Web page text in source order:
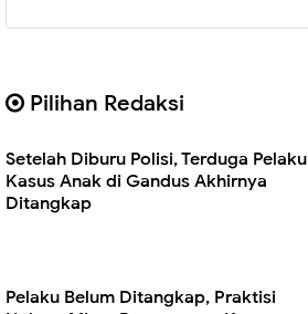
Pilihan Redaksi
Setelah Diburu Polisi, Terduga Pelaku
Kasus Anak di Gandus Akhirnya
Ditangkap
Pelaku Belum Ditangkap, Praktisi